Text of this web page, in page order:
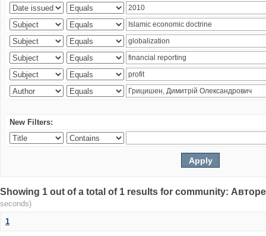
New Filters:
Showing 1 out of a total of 1 results for community:
seconds)
1